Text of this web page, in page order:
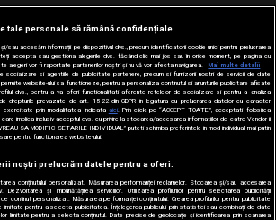
Urmărește-ne și pe
tale personale să rămână confidențiale
sau accesăm informații pe dispozitivul dvs., precum identificatorii cookie unici pentru prelucrarea
accepta sau gestiona alegerile dvs. făcând clic mai jos sau în orice moment, pe pagina cu
alegeri vor fi raportate partenerilor noștri și nu vă vor afecta navigarea.
Mai multe detalii
socializare si agentiile de publicitate partenere, precum si furnizorii nostri de servicii de date
website-ului sa functioneze, pentru a personaliza continutul si anunturile publicitare afisate
dvs., pentru a va oferi functionalitati aferente retelelor de socializare si pentru a analiza
drepturile prevazute de art. 15-22 din GDPR in legatura cu prelucrarea datelor cu caracter
prin modalitatea indicata aici. Prin click pe “ACCEPT TOATE”, acceptati folosirea
care implica inclusiv acceptul dvs. cu privire la stocarea/accesarea informatiilor de catre Vendor-ii
SA MODIFIC SETARILE INDIVIDUAL” puteti schimba preferintele in mod individual, mai putin
pentru functionarea website-ului.
noștri prelucrăm datele pentru a oferi:
conținutului personalizat. Măsurarea performanței reclamelor. Stocarea și/sau accesarea
Dezvoltarea și îmbunătățirea serviciilor. Utilizarea profilurilor pentru selectarea publicității
conținut personalizat. Măsurarea performanței conținutului. Crearea profilurilor pentru publicitate
pentru a selecta publicitatea. Înțelegerea publicului prin statistici sau combinații de date
limitate pentru a selecta conținutul. Date precise de geolocație și identificarea prin scanarea